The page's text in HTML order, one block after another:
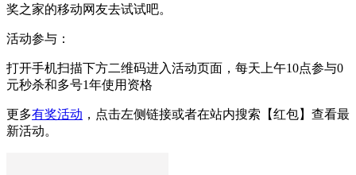
奖之家的移动网友去试试吧。
活动参与：
打开手机扫描下方二维码进入活动页面，每天上午10点参与0
元秒杀和多号1年使用资格
更多有奖活动 ，点击左侧链接或者在站内搜索【红包】查看最
新活动。